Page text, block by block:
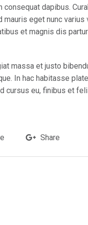
dapibus.
eget nunc varius
et magnis dis
massa et justo
In hac habitasse
cursus eu, finibus et
Share